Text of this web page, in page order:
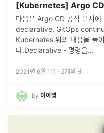
[Kubernetes] Argo CD
다음은 Argo CD 공식 문서
declarative, GitOps
Kubernetes.위의 내용을 풀
다.Declarative - 명령을...
2021년 6월 1일 · 2개의 댓글
by 이아영